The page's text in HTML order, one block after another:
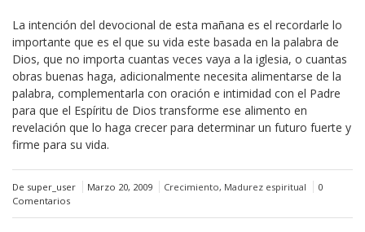
La intención del devocional de esta mañana es el recordarle lo
importante que es el que su vida este basada en la palabra de
Dios, que no importa cuantas veces vaya a la iglesia, o cuantas
obras buenas haga, adicionalmente necesita alimentarse de la
palabra, complementarla con oración e intimidad con el Padre
para que el Espíritu de Dios transforme ese alimento en
revelación que lo haga crecer para determinar un futuro fuerte y
firme para su vida.
De super_user Marzo 20, 2009 Crecimiento, Madurez espiritual
0
Comentarios